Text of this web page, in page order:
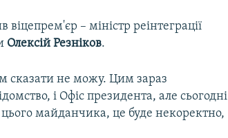
віцепрем'єр – міністр реінтеграції
Олексій Резніков.
сказати не можу. Цим зараз
і Офіс президента, але сьогодні
майданчика, це буде некоректно,